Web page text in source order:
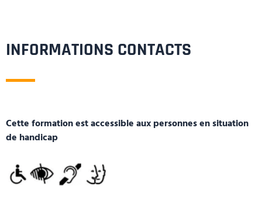
INFORMATIONS CONTACTS
Cette formation est accessible aux personnes en situation
de handicap